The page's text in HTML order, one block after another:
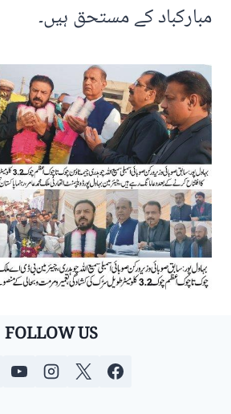
مبارکباد کے مستحق ہیں۔
FOLLOW US